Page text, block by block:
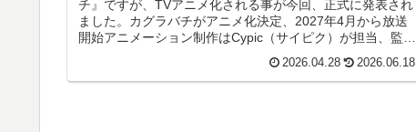
チ』ですが、TVアニメ化される事が今回、正式に発表され
ました。カグラバチがアニメ化決定、2027年4月から放送
開始アニメーション制作はCypic（サイピク）が担当、監督
2026.04.28 2026.06.18